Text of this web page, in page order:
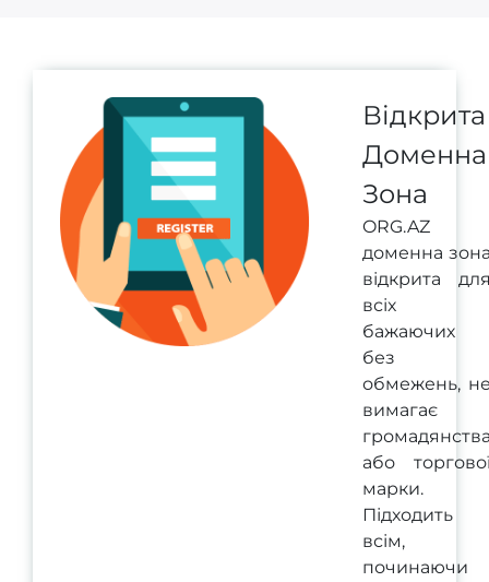
Відкрита
Доменна
Зона
ORG.AZ
доменна
відкрита
всіх
бажаючих
без
обмежень,
вимагає
або
марки.
Підходить
всім,
починаючи